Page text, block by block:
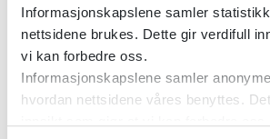
Informasjonskapslene samler
nettsidene brukes. Dette gir verdifull
vi kan forbedre oss.
Informasjonskapslene samler
hvordan nettsidene våres benyttes.
Bilder
Bilder som skal brukes i
sendes i en separat
ikke å lime inn bildet i et
dokument.